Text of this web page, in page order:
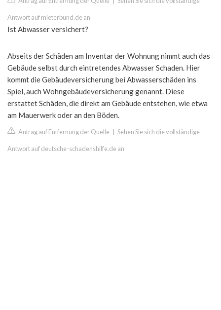
Antwort auf mieterbund.de an
Ist Abwasser versichert?
Abseits der Schäden am Inventar der Wohnung nimmt auch das
Gebäude selbst durch eintretendes Abwasser Schaden. Hier
kommt die Gebäudeversicherung bei Abwasserschäden ins
Spiel, auch Wohngebäudeversicherung genannt. Diese
erstattet Schäden, die direkt am Gebäude entstehen, wie etwa
am Mauerwerk oder an den Böden.
Antrag auf Entfernung der Quelle Sehen Sie sich die vollständige
Antwort auf deutsche-schadenshilfe.de an